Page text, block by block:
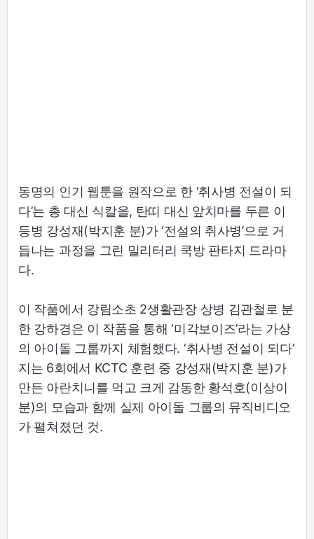
동명의 인기 웹툰을 원작으로 한 ‘취사병 전설이 되
다’는 총 대신 식칼을, 탄띠 대신 앞치마를 두른 이
등병 강성재(박지훈 분)가 ‘전설의 취사병’으로 거
듭나는 과정을 그린 밀리터리 쿡방 판타지 드라마
다.
이 작품에서 강림소초 2생활관장 상병 김관철로 분
한 강하경은 이 작품을 통해 ‘미각보이즈’라는 가상
의 아이돌 그룹까지 체험했다. ‘취사병 전설이 되다’
지는 6회에서 KCTC 훈련 중 강성재(박지훈 분)가
만든 아란치니를 먹고 크게 감동한 황석호(이상이
분)의 모습과 함께 실제 아이돌 그룹의 뮤직비디오
가 펼쳐졌던 것.